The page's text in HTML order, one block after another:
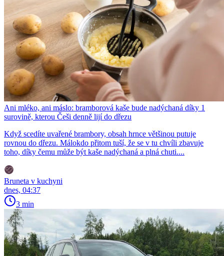
Ani mléko, ani máslo: bramborová kaše bude nadýchaná díky 1
surovině, kterou Češi denně lijí do dřezu
Když scedíte uvařené brambory, obsah hrnce většinou putuje
rovnou do dřezu. Málokdo přitom tuší, že se v tu chvíli zbavuje
toho, díky čemu může být kaše nadýchaná a plná chuti....
Bruneta v kuchyni
dnes, 04:37
3 min